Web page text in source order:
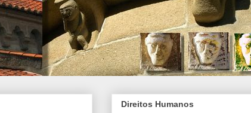
Direitos Humanos